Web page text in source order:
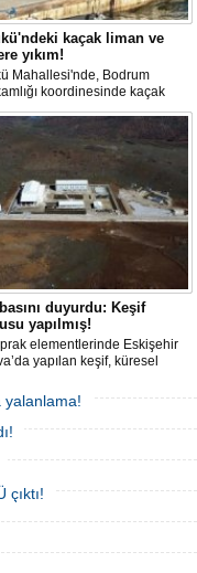
kaçak liman ve
yıkım!
Mahallesi'nde, Bodrum
koordinesinde kaçak
iskelelere yönelik yıkım
başlatıldı.
duyurdu: Keşif
yapılmış!
elementlerinde Eskişehir
yapılan keşif, küresel
geldi.
yalanlama!
çıktı!